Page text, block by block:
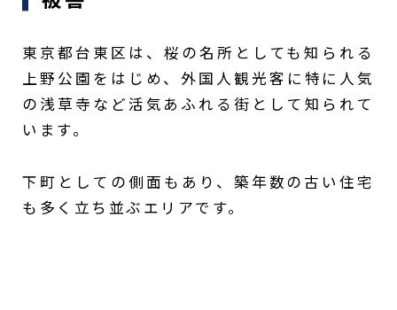
東京都台東区は、桜の名所としても知られる
上野公園をはじめ、外国人観光客に特に人気
の浅草寺など活気あふれる街として知られて
います。
下町としての側面もあり、築年数の古い住宅
も多く立ち並ぶエリアです。